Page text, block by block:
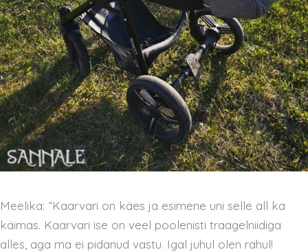
Meelika: “Kaarvari on käes ja esimene uni selle all ka
käimas. Kaarvari ise on veel poolenisti traagelniidiga
alles, aga ma ei pidanud vastu. Igal juhul olen rahul!